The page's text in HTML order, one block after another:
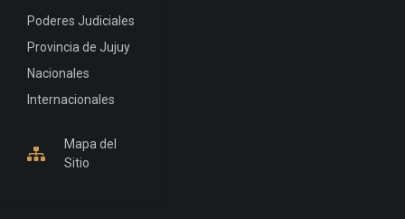
Poderes Judiciales
Provincia de Jujuy
Nacionales
Internacionales
Mapa del
Sitio